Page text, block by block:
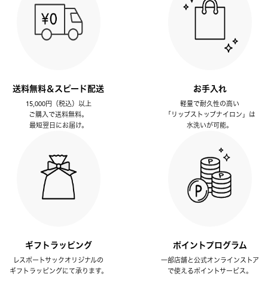
送料無料＆スピード配送
15,000円（税込）以上
ご購入で送料無料。
最短翌日にお届け。
お手入れ
軽量で耐久性の高い
「リップストップナイロン」は
水洗いが可能。
ギフトラッピング
レスポートサックオリジナルの
ギフトラッピングにて承ります。
ポイントプログラム
一部店舗と公式オンラインストア
で使えるポイントサービス。